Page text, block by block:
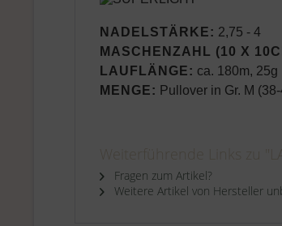
NADELSTÄRKE: 2,75 - 4
MASCHENZAHL (10 X
LAUFLÄNGE: ca. 180m, 25g
MENGE: Pullover in Gr. M
Fragen zum Artikel?
Weitere Artikel von Hersteller